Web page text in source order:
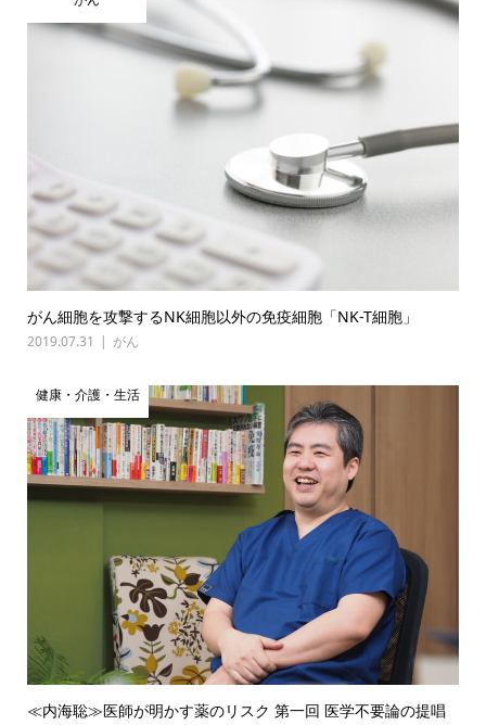
がん細胞を攻撃するNK細胞以外の免疫細胞「NK-T細胞」
2019.07.31 がん
健康・介護・生活
≪内海聡≫医師が明かす薬のリスク 第一回 医学不要論の提唱